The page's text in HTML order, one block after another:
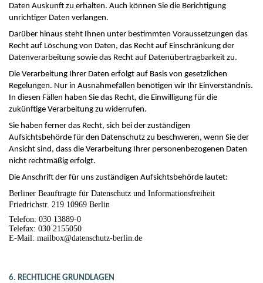
Daten Auskunft zu erhalten. Auch können Sie die Berichtigung
unrichtiger Daten verlangen.
Darüber hinaus steht Ihnen unter bestimmten Voraussetzungen das
Recht auf Löschung von Daten, das Recht auf Einschränkung der
Datenverarbeitung sowie das Recht auf Datenübertragbarkeit zu.
Die Verarbeitung Ihrer Daten erfolgt auf Basis von gesetzlichen
Regelungen. Nur in Ausnahmefällen benötigen wir Ihr Einverständnis.
In diesen Fällen haben Sie das Recht, die Einwilligung für die
zukünftige Verarbeitung zu widerrufen.
Sie haben ferner das Recht, sich bei der zuständigen
Aufsichtsbehörde für den Datenschutz zu beschweren, wenn Sie der
Ansicht sind, dass die Verarbeitung Ihrer personenbezogenen Daten
nicht rechtmäßig erfolgt.
Die Anschrift der für uns zuständigen Aufsichtsbehörde lautet:
Berliner Beauftragte für Datenschutz und Informationsfreiheit
Friedrichstr. 219 10969 Berlin
Telefon: 030 13889-0
Telefax: 030 2155050
E-Mail: mailbox@datenschutz-berlin.de
6. RECHTLICHE GRUNDLAGEN